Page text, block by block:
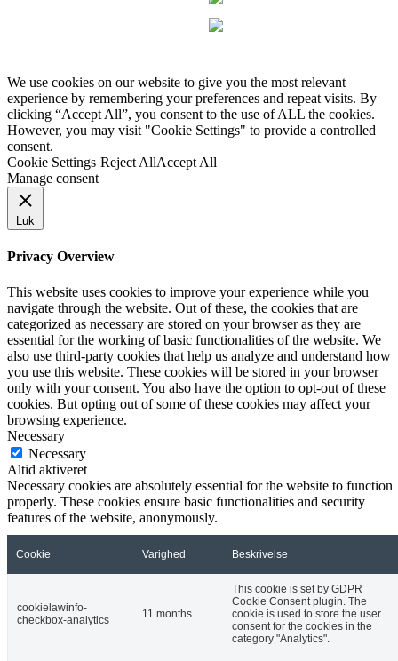
We use cookies on our website to give you the most relevant
experience by remembering your preferences and repeat visits. By
clicking “Accept All”, you consent to the use of ALL the cookies.
However, you may visit "Cookie Settings" to provide a controlled
consent.
Cookie Settings Reject AllAccept All
Manage consent
Luk
Privacy Overview
This website uses cookies to improve your experience while you
navigate through the website. Out of these, the cookies that are
categorized as necessary are stored on your browser as they are
essential for the working of basic functionalities of the website. We
also use third-party cookies that help us analyze and understand how
you use this website. These cookies will be stored in your browser
only with your consent. You also have the option to opt-out of these
cookies. But opting out of some of these cookies may affect your
browsing experience.
Necessary
Necessary
Altid aktiveret
Necessary cookies are absolutely essential for the website to function
properly. These cookies ensure basic functionalities and security
features of the website, anonymously.
Cookie Varighed Beskrivelse
cookielawinfo-
checkbox-analytics
11 months
This cookie is set by GDPR
Cookie Consent plugin. The
cookie is used to store the user
consent for the cookies in the
category "Analytics".